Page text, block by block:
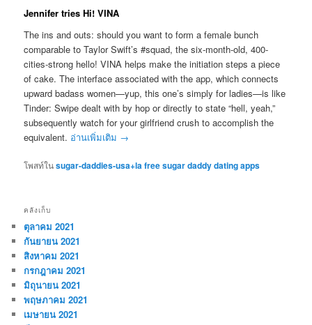
Jennifer tries Hi! VINA
The ins and outs: should you want to form a female bunch
comparable to Taylor Swift’s #squad, the six-month-old, 400-
cities-strong hello! VINA helps make the initiation steps a piece
of cake. The interface associated with the app, which connects
upward badass women—yup, this one’s simply for ladies—is like
Tinder: Swipe dealt with by hop or directly to state “hell, yeah,”
subsequently watch for your girlfriend crush to accomplish the
equivalent. อ่านเพิ่มเติม →
โพสท์ในsugar-daddies-usa+la free sugar daddy dating apps
คลังเก็บ
ตุลาคม 2021
กันยายน 2021
สิงหาคม 2021
กรกฎาคม 2021
มิถุนายน 2021
พฤษภาคม 2021
เมษายน 2021